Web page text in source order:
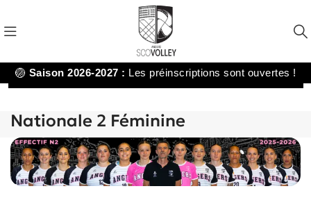
🏐 Saison 2026-2027 : Les préinscriptions sont ouvertes !
Nationale 2 Féminine